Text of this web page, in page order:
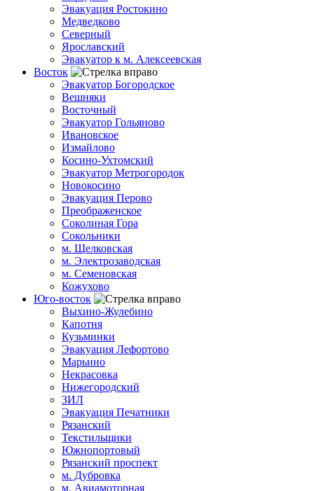
Эвакуация Ростокино
Медведково
Северный
Ярославский
Эвакуатор к м. Алексеевская
Восток
Эвакуатор Богородское
Вешняки
Восточный
Эвакуатор Гольяново
Ивановское
Измайлово
Косино-Ухтомский
Эвакуатор Метрогородок
Новокосино
Эвакуация Перово
Преображенское
Соколиная Гора
Сокольники
м. Щелковская
м. Электрозаводская
м. Семеновская
Кожухово
Юго-восток
Выхино-Жулебино
Капотня
Кузьминки
Эвакуация Лефортово
Марьино
Некрасовка
Нижегородский
ЗИЛ
Эвакуация Печатники
Рязанский
Текстильщики
Южнопортовый
Рязанский проспект
м. Дубровка
м. Авиамоторная